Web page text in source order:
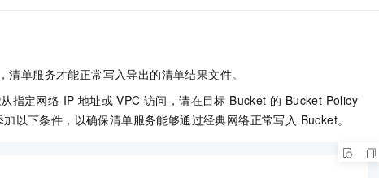
单服务才能正常写入导出的清单结果文件。
指定网络 IP 地址或 VPC 访问，请在目标 Bucket 的 Bucket Policy
以下条件，以确保清单服务能够通过经典网络正常写入 Bucket。